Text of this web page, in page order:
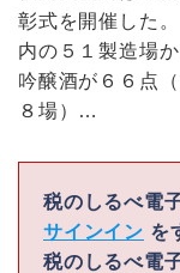
彰式を開催した
内の５１製造場
吟醸酒が６６点
８場）…
税のしるべ電
サインイン を
税のしるべ電